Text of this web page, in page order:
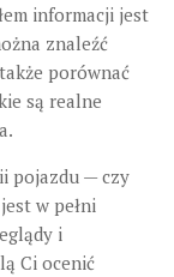
informacji jest
znaleźć
porównać
są realne
pojazdu — czy
w pełni
i
Ci ocenić